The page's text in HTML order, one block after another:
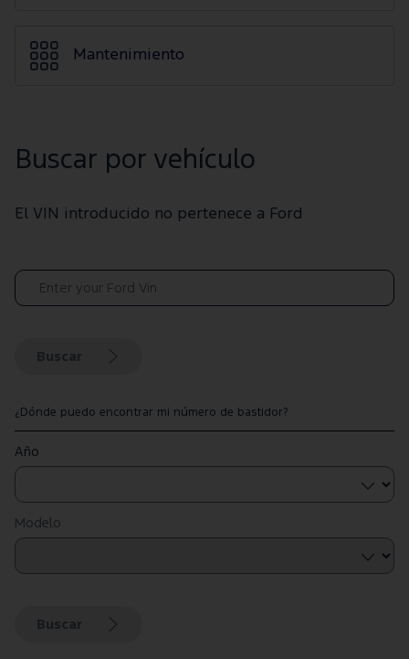
Mantenimiento
Buscar por vehículo
El VIN introducido no pertenece a Ford
Buscar
¿Dónde puedo encontrar mi número de bastidor?
Año
Modelo
Buscar